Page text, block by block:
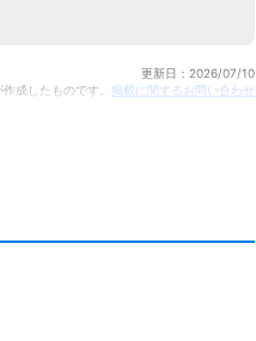
更新日： 2026/07/10
成したものです。 掲載に関するお問い合わせ